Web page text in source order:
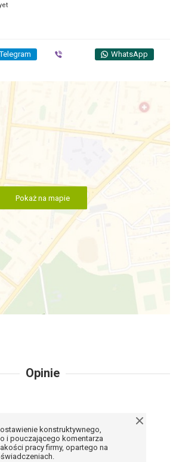
Telegram WhatsApp
Pokaż na mapie
Opinie
konstruktywnego,
i pouczającego komentarza
pracy firmy, opartego na